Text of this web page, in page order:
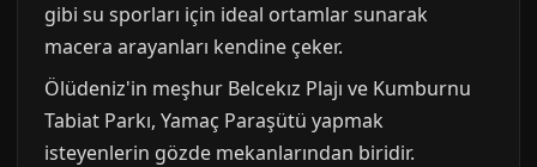
gibi su sporları için ideal ortamlar sunarak
macera arayanları kendine çeker.
Ölüdeniz'in meşhur Belcekız Plajı ve Kumburnu
Tabiat Parkı, Yamaç Paraşütü yapmak
isteyenlerin gözde mekanlarından biridir.